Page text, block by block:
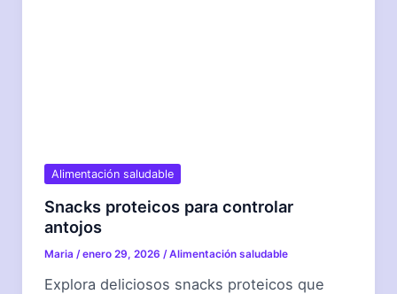
Alimentación saludable
Snacks proteicos para controlar
antojos
Maria /enero 29, 2026 /Alimentación saludable
Explora deliciosos snacks proteicos que